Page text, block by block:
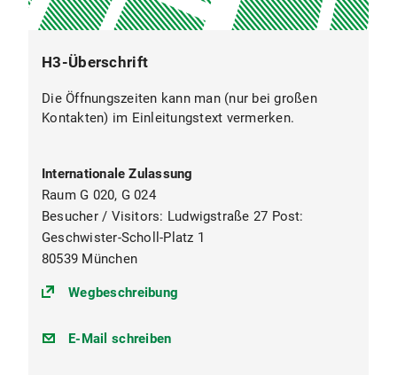
H3-Überschrift
Die Öffnungszeiten kann man (nur bei großen
Kontakten) im Einleitungstext vermerken.
Internationale Zulassung
Raum G 020, G 024
Besucher / Visitors: Ludwigstraße 27 Post:
Geschwister-Scholl-Platz 1
80539 München
Wegbeschreibung
zulassung.international@lmu.de
E-Mail schreiben